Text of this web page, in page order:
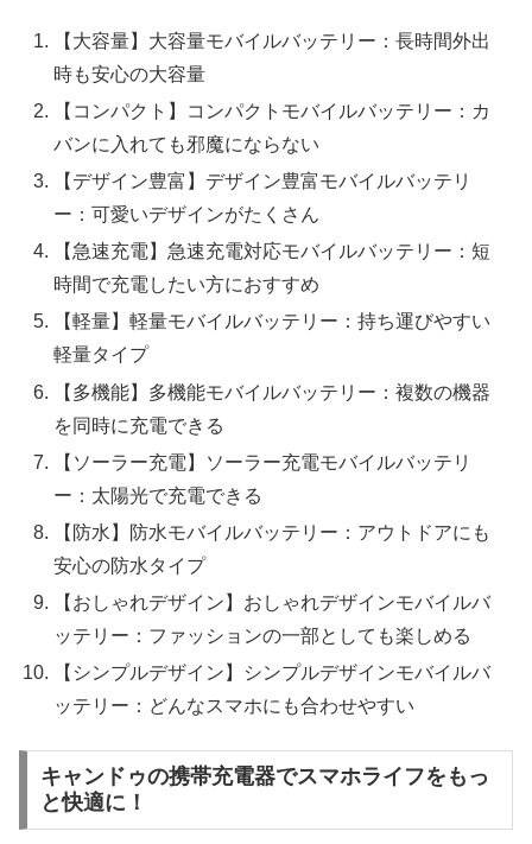
【大容量】大容量モバイルバッテリー：長時間外出
時も安心の大容量
【コンパクト】コンパクトモバイルバッテリー：カ
バンに入れても邪魔にならない
【デザイン豊富】デザイン豊富モバイルバッテリ
ー：可愛いデザインがたくさん
【急速充電】急速充電対応モバイルバッテリー：短
時間で充電したい方におすすめ
【軽量】軽量モバイルバッテリー：持ち運びやすい
軽量タイプ
【多機能】多機能モバイルバッテリー：複数の機器
を同時に充電できる
【ソーラー充電】ソーラー充電モバイルバッテリ
ー：太陽光で充電できる
【防水】防水モバイルバッテリー：アウトドアにも
安心の防水タイプ
【おしゃれデザイン】おしゃれデザインモバイルバ
ッテリー：ファッションの一部としても楽しめる
【シンプルデザイン】シンプルデザインモバイルバ
ッテリー：どんなスマホにも合わせやすい
キャンドゥの携帯充電器でスマホライフをもっ
と快適に！